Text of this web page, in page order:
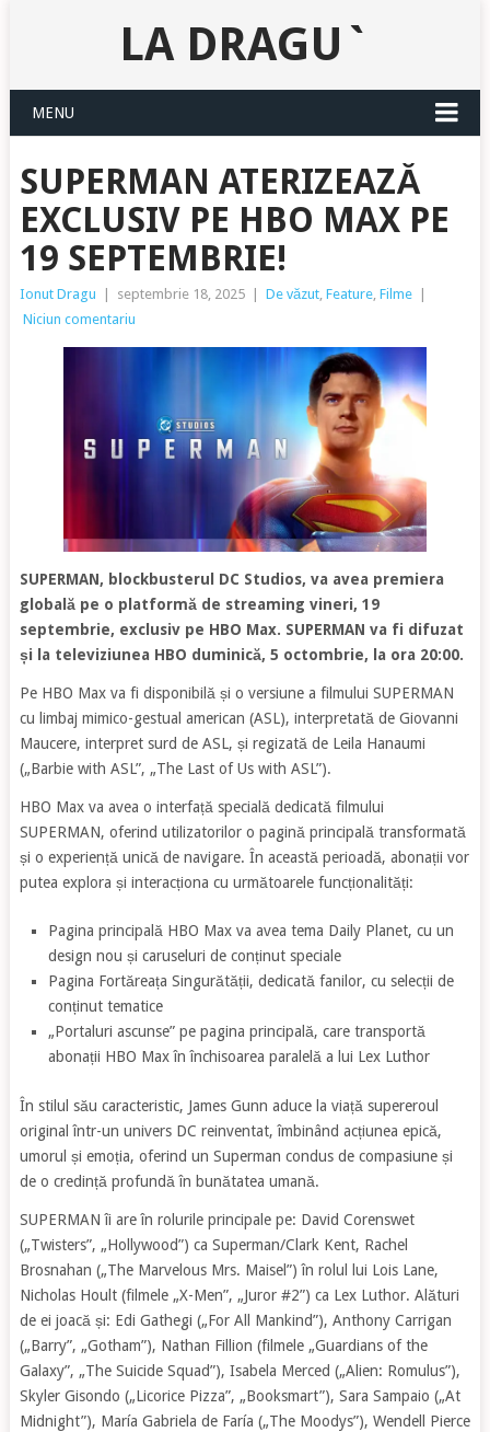
LA DRAGU`
MENU
SUPERMAN ATERIZEAZĂ
EXCLUSIV PE HBO MAX PE
19 SEPTEMBRIE!
Ionut Dragu septembrie 18, 2025 De văzut, Feature, Filme
Niciun comentariu
SUPERMAN, blockbusterul DC Studios, va avea premiera
globală pe o platformă de streaming vineri, 19
septembrie, exclusiv pe HBO Max. SUPERMAN va fi difuzat
și la televiziunea HBO duminică, 5 octombrie, la ora 20:00.
Pe HBO Max va fi disponibilă și o versiune a filmului SUPERMAN
cu limbaj mimico-gestual american (ASL), interpretată de Giovanni
Maucere, interpret surd de ASL, și regizată de Leila Hanaumi
(„Barbie with ASL”, „The Last of Us with ASL”).
HBO Max va avea o interfață specială dedicată filmului
SUPERMAN, oferind utilizatorilor o pagină principală transformată
și o experiență unică de navigare. În această perioadă, abonații vor
putea explora și interacționa cu următoarele funcționalități:
Pagina principală HBO Max va avea tema Daily Planet, cu un
design nou și caruseluri de conținut speciale
Pagina Fortăreața Singurătății, dedicată fanilor, cu selecții de
conținut tematice
„Portaluri ascunse” pe pagina principală, care transportă
abonații HBO Max în închisoarea paralelă a lui Lex Luthor
În stilul său caracteristic, James Gunn aduce la viață supereroul
original într-un univers DC reinventat, îmbinând acțiunea epică,
umorul și emoția, oferind un Superman condus de compasiune și
de o credință profundă în bunătatea umană.
SUPERMAN îi are în rolurile principale pe: David Corenswet
(„Twisters”, „Hollywood”) ca Superman/Clark Kent, Rachel
Brosnahan („The Marvelous Mrs. Maisel”) în rolul lui Lois Lane,
Nicholas Hoult (filmele „X-Men”, „Juror #2”) ca Lex Luthor. Alături
de ei joacă și: Edi Gathegi („For All Mankind”), Anthony Carrigan
(„Barry”, „Gotham”), Nathan Fillion (filmele „Guardians of the
Galaxy”, „The Suicide Squad”), Isabela Merced („Alien: Romulus”),
Skyler Gisondo („Licorice Pizza”, „Booksmart”), Sara Sampaio („At
Midnight”), María Gabriela de Faría („The Moodys”), Wendell Pierce